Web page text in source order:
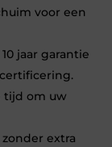
voor een
jaar garantie
tijd om uw
extra